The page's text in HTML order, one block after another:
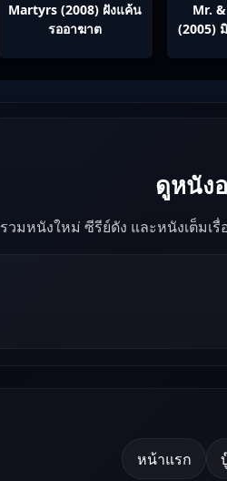
Martyrs (2008) ฝังแค้น
รออาฆาต
Mr.
(2005)
ดูหนัง
รวมหนังใหม่ ซีรีย์ดัง และหนังเต็มเ
หน้าแรก